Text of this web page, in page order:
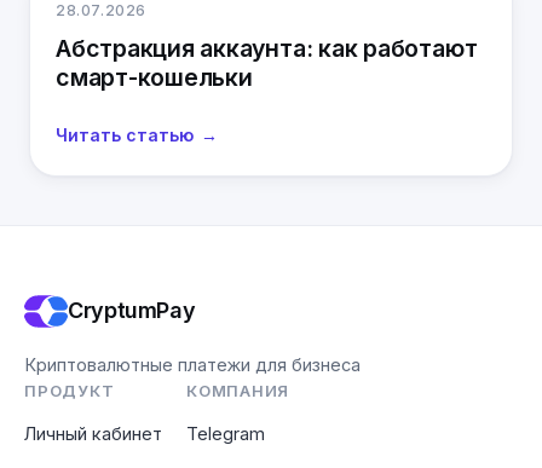
28.07.2026
Абстракция аккаунта: как работают
смарт-кошельки
Читать статью
CryptumPay
Криптовалютные платежи для бизнеса
ПРОДУКТ
Личный кабинет
КОМПАНИЯ
Telegram